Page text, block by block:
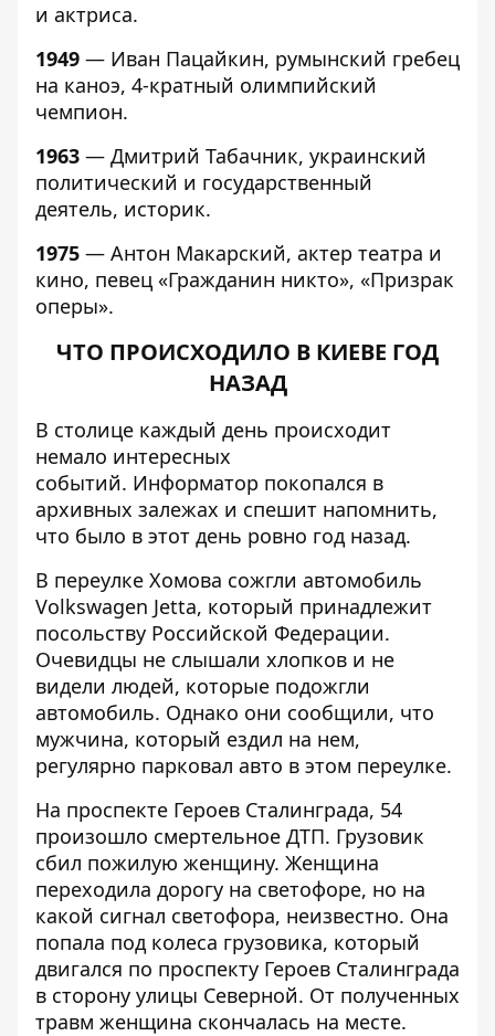
и актриса.
1949 — Иван Пацайкин, румынский гребец
на каноэ, 4-кратный олимпийский
чемпион.
1963 — Дмитрий Табачник, украинский
политический и государственный
деятель, историк.
1975 — Антон Макарский, актер театра и
кино, певец «Гражданин никто», «Призрак
оперы».
ЧТО ПРОИСХОДИЛО В КИЕВЕ ГОД
НАЗАД
В столице каждый день происходит
немало интересных
событий. Информатор покопался в
архивных залежах и спешит напомнить,
что было в этот день ровно год назад.
В переулке Хомова сожгли автомобиль
Volkswagen Jetta, который принадлежит
посольству Российской Федерации.
Очевидцы не слышали хлопков и не
видели людей, которые подожгли
автомобиль. Однако они сообщили, что
мужчина, который ездил на нем,
регулярно парковал авто в этом переулке.
На проспекте Героев Сталинграда, 54
произошло смертельное ДТП. Грузовик
сбил пожилую женщину. Женщина
переходила дорогу на светофоре, но на
какой сигнал светофора, неизвестно. Она
попала под колеса грузовика, который
двигался по проспекту Героев Сталинграда
в сторону улицы Северной. От полученных
травм женщина скончалась на месте.